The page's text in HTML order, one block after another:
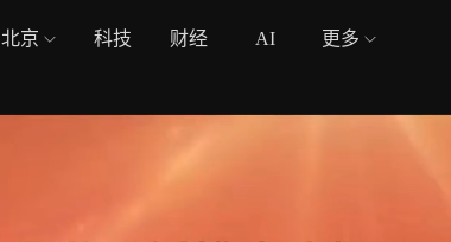
北京 科技 财经 AI 更多